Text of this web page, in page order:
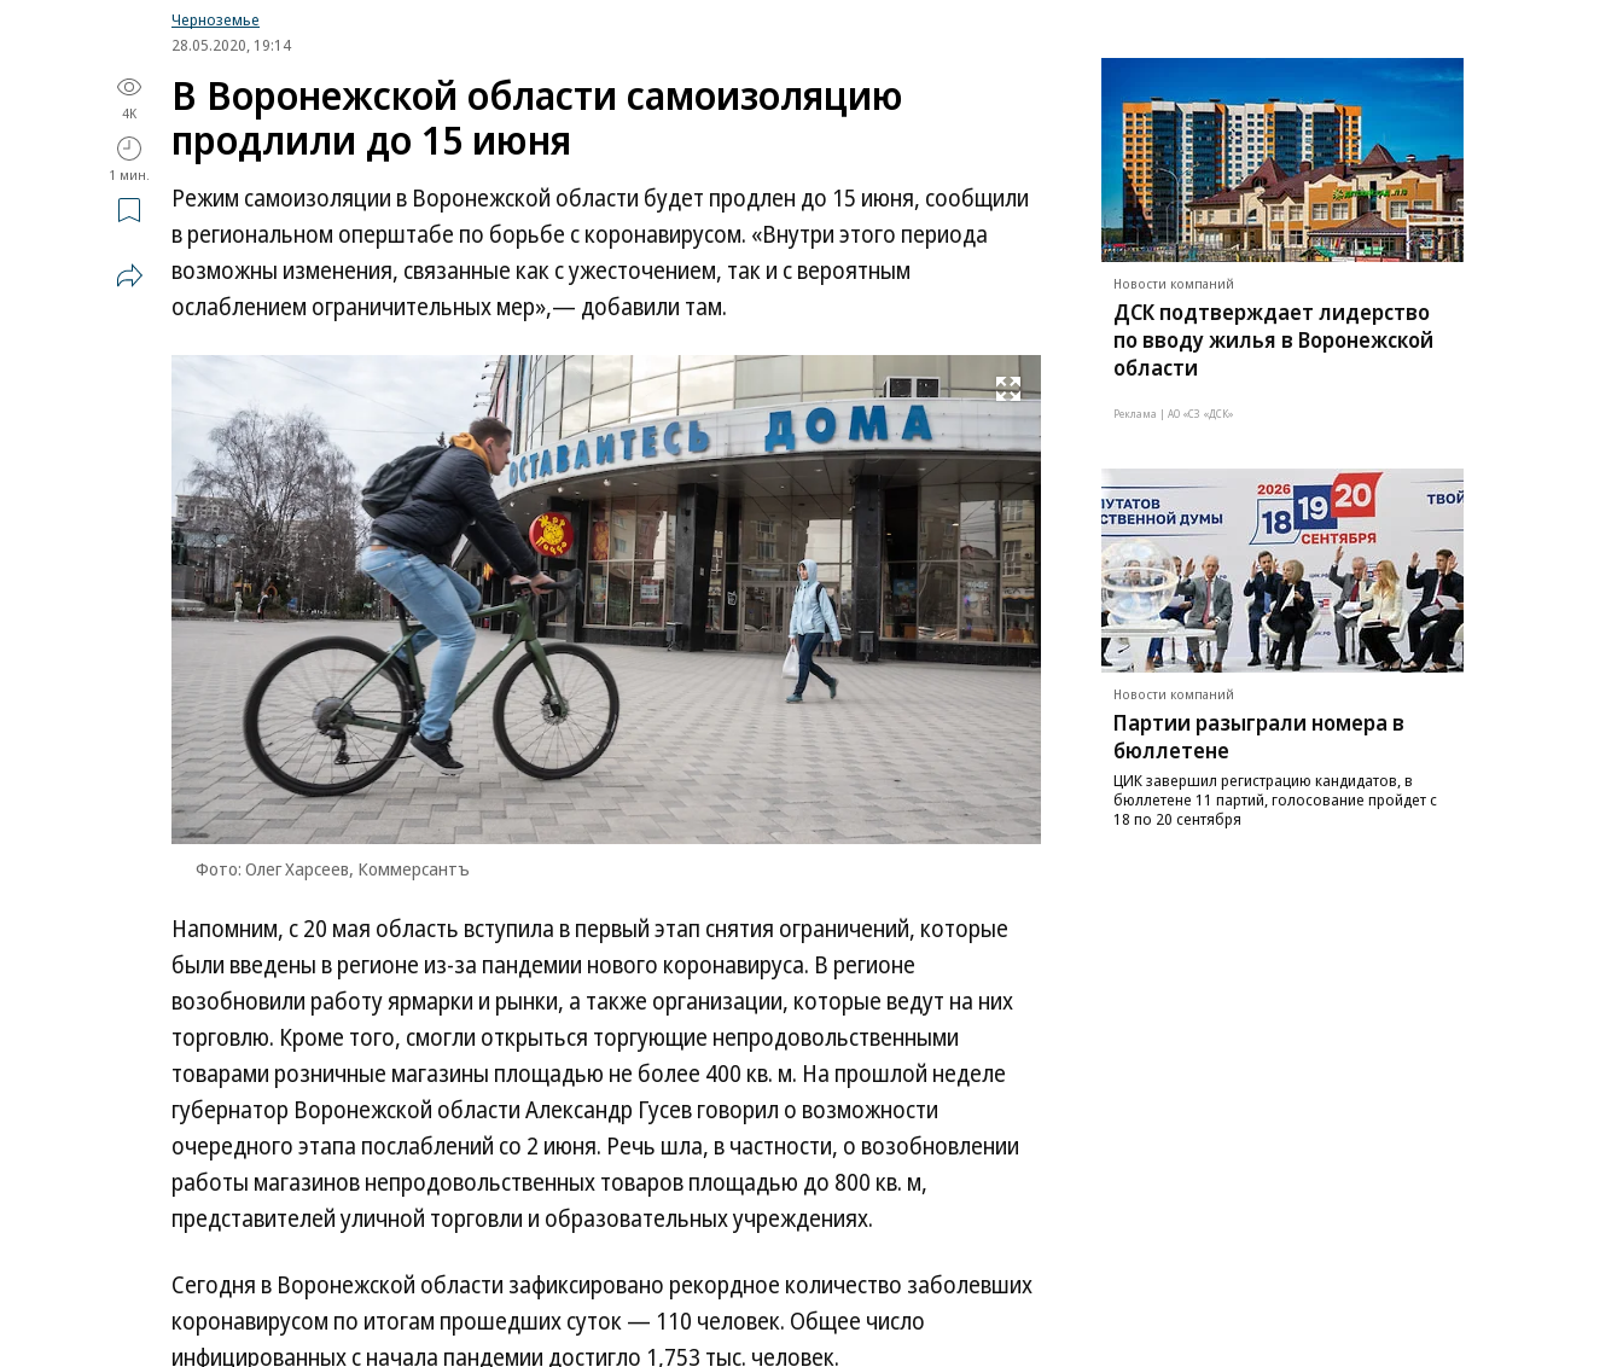
Черноземье
28.05.2020, 19:14
4K
1 мин.
В Воронежской области самоизоляцию
продлили до 15 июня
Режим самоизоляции в Воронежской области будет продлен до 15 июня, сообщили
в региональном оперштабе по борьбе с коронавирусом. «Внутри этого периода
возможны изменения, связанные как с ужесточением, так и с вероятным
ослаблением ограничительных мер»,— добавили там.
Развернуть на весь экран
Фото: Олег Харсеев, Коммерсантъ
Харсеев,
Коммерсантъ
Напомним, с 20 мая область вступила в первый этап снятия ограничений, которые
были введены в регионе из-за пандемии нового коронавируса. В регионе
возобновили работу ярмарки и рынки, а также организации, которые ведут на них
торговлю. Кроме того, смогли открыться торгующие непродовольственными
товарами розничные магазины площадью не более 400 кв. м. На прошлой неделе
губернатор Воронежской области Александр Гусев говорил о возможности
очередного этапа послаблений со 2 июня. Речь шла, в частности, о возобновлении
работы магазинов непродовольственных товаров площадью до 800 кв. м,
представителей уличной торговли и образовательных учреждениях.
Сегодня в Воронежской области зафиксировано рекордное количество заболевших
коронавирусом по итогам прошедших суток — 110 человек. Общее число
инфицированных с начала пандемии достигло 1,753 тыс. человек.
Новости компаний
ДСК подтверждает лидерство
по вводу жилья в Воронежской
области
Реклама | АО «СЗ «ДСК»
Новости компаний
Партии разыграли номера в
бюллетене
ЦИК завершил регистрацию кандидатов, в
бюллетене 11 партий, голосование пройдет с
18 по 20 сентября